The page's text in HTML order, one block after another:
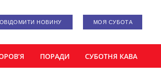
НОВИНУ МОЯ СУБОТА
ПОРАДИ СУБОТНЯ КАВА